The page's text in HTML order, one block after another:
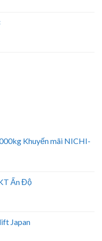
Khuyến mãi NICHI-
Ấn Độ
Japan